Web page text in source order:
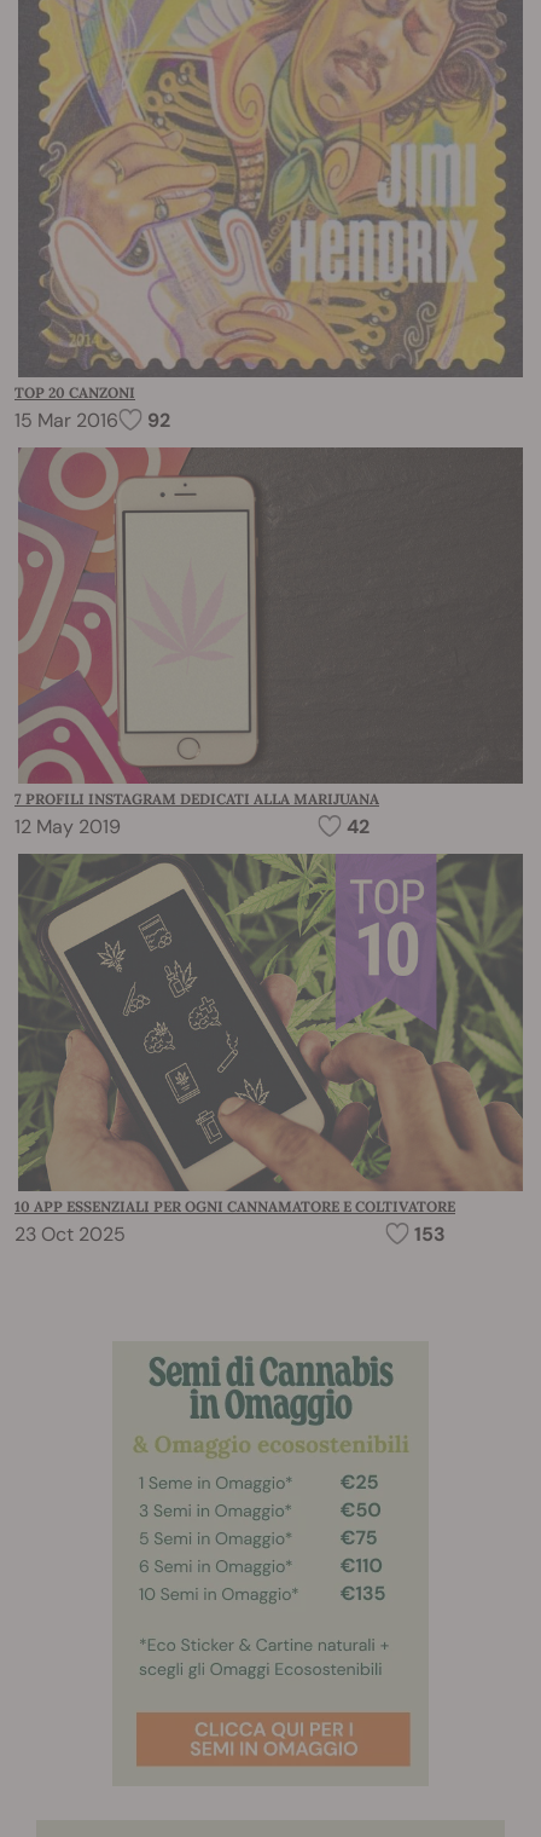
TOP 20 CANZONI
15 Mar 2016 92
7 PROFILI INSTAGRAM DEDICATI ALLA MARIJUANA
12 May 2019 42
10 APP ESSENZIALI PER OGNI CANNAMATORE E COLTIVATORE
23 Oct 2025 153